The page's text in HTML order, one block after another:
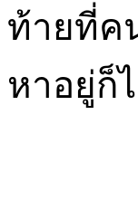
ท้ายที่ค
หาอยู่ก็